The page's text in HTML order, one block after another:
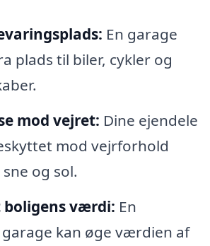
En garage
plads til biler, cykler og
mod vejret: Dine ejendele
mod vejrforhold
og sol.
boligens værdi: En
kan øge værdien af